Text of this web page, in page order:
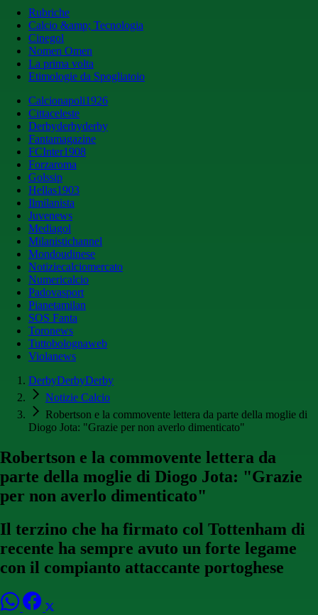
Rubriche
Calcio &amp; Tecnologia
Cinegol
Nomen Omen
La prima volta
Etimologie da Spogliatoio
Calcionapoli1926
Cittaceleste
Derbyderbyderby
Fantamagazine
FCInter1908
Forzaroma
Golssip
Hellas1903
Ilmilanista
Juvenews
Mediagol
Milanistichannel
Mondoudinese
Notiziecalciomercato
Numericalcio
Padovasport
Pianetamilan
SOS Fanta
Toronews
Tuttobolognaweb
Violanews
DerbyDerbyDerby
Notizie Calcio
Robertson e la commovente lettera da parte della moglie di
Diogo Jota: "Grazie per non averlo dimenticato"
Robertson e la commovente lettera da
parte della moglie di Diogo Jota: "Grazie
per non averlo dimenticato"
Il terzino che ha firmato col Tottenham di
recente ha sempre avuto un forte legame
con il compianto attaccante portoghese